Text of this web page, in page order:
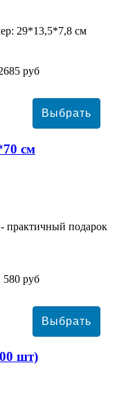
29*13,5*7,8 см
руб
см
практичный подарок
580 руб
шт)